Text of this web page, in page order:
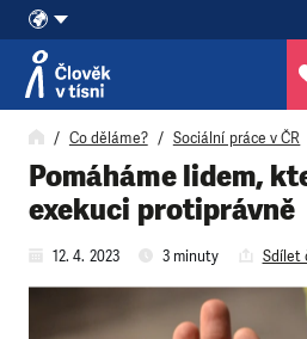
Přeskočit na obsah
Co děláme? Sociální práce v ČR
Pomáháme lidem,
exekuci protiprávně
12. 4. 2023 3 minuty Sdílet